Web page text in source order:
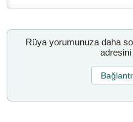
Rüya yorumunuza daha